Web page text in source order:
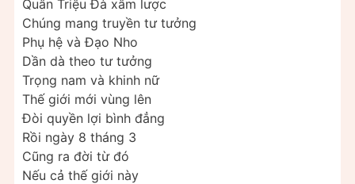
Quân Triệu Đà xâm lược
Chúng mang truyền tư tưởng
Phụ hệ và Đạo Nho
Dần dà theo tư tưởng
Trọng nam và khinh nữ
Thế giới mới vùng lên
Đòi quyền lợi bình đẳng
Rồi ngày 8 tháng 3
Cũng ra đời từ đó
Nếu cả thế giới này